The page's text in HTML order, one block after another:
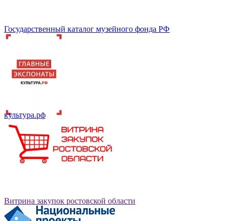
Государственный каталог музейного фонда РФ
культура.рф
Витрина закупок ростовской области